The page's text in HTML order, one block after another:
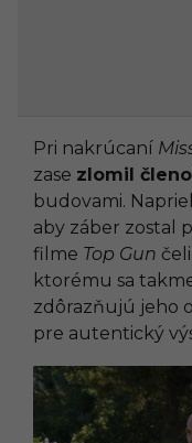
Pri nakrúcaní
zase zlomil
budovami.
aby záber zostal
filme Top Gun
ktorému sa
zdôrazňujú jeho
pre autentický